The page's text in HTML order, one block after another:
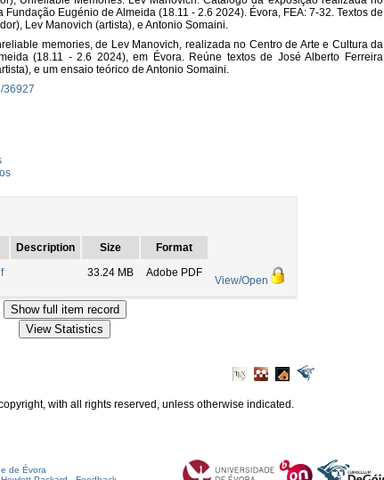
Fundação Eugénio de Almeida (18.11 - 2.6 2024). Évora, FEA: 7-32. Textos de
Lev Manovich (artista), e Antonio Somaini.
memories, de Lev Manovich, realizada no Centro de Arte e Cultura da
(18.11 - 2.6 2024), em Évora. Reúne textos de José Alberto Ferreira
e um ensaio teórico de Antonio Somaini.
36927
Description Size
Format
33.24 MB Adobe PDF
View/Open
with all rights reserved, unless otherwise indicated.
de Évora